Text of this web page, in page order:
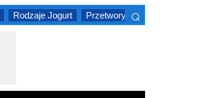
Rodzaje Jogurt Przetwory mleczne w
⌕